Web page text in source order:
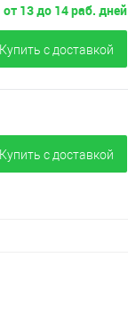
от 13 до 14 раб. дней
Купить c доставкой
Купить c доставкой